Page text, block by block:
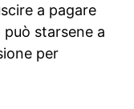
a pagare
starsene a
per